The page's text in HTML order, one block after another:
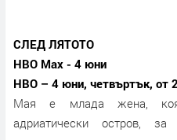
СЛЕД ЛЯТОТО
HBO Max - 4 юни
HBO – 4 юни, четвъртък, от
Мая е млада жена,
адриатически остров,